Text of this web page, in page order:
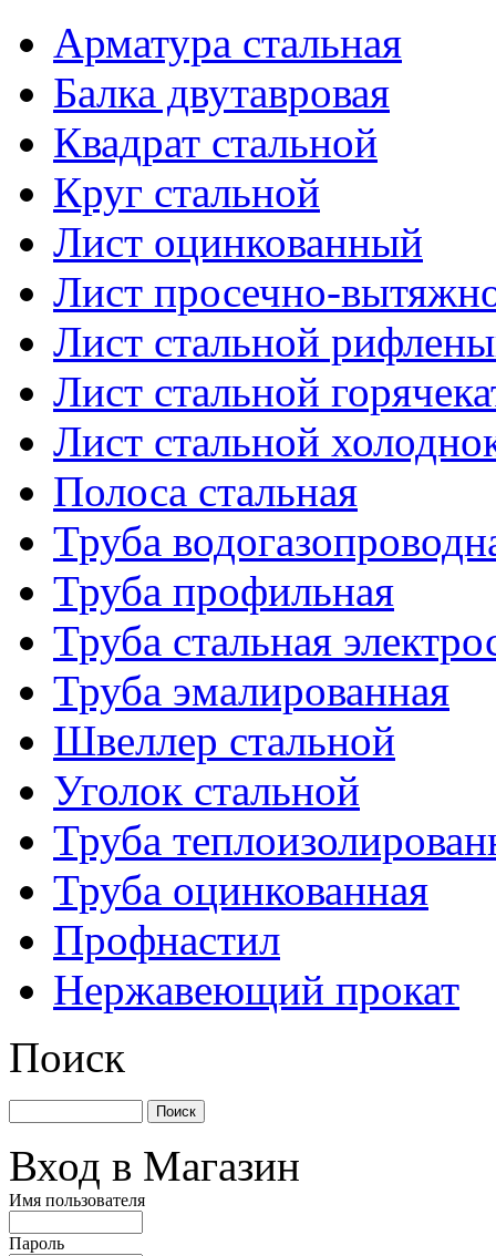
Арматура стальная
Балка двутавровая
Квадрат стальной
Круг стальной
Лист оцинкованный
Лист просечно-
Лист стальной
Лист стальной
Лист стальной
Полоса стальная
Труба
Труба профильная
Труба стальная
Труба эмалированная
Швеллер стальной
Уголок стальной
Труба
Труба оцинкованная
Профнастил
Нержавеющий прокат
Поиск
Вход в Магазин
Имя пользователя
Пароль